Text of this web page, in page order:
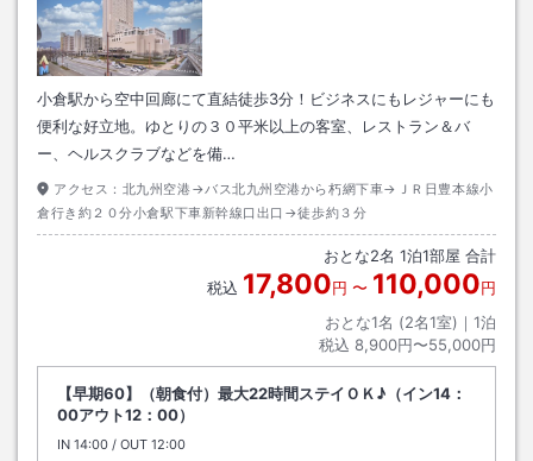
小倉駅から空中回廊にて直結徒歩3分！ビジネスにもレジャーにも
便利な好立地。ゆとりの３０平米以上の客室、レストラン＆バ
ー、ヘルスクラブなどを備…
アクセス： 北九州空港→バス北九州空港から朽網下車→ＪＲ日豊本線小
倉行き約２０分小倉駅下車新幹線口出口→徒歩約３分
おとな2名 1泊1部屋 合計
税込 17,800円 〜 110,000円
おとな1名 (2名1室)｜ 1泊
税込 8,900円〜55,000円
【早期60】（朝食付）最大22時間ステイＯＫ♪（イン14：
00アウト12：00）
IN チェックイン
14:00 / OUT チェックアウト
12:00